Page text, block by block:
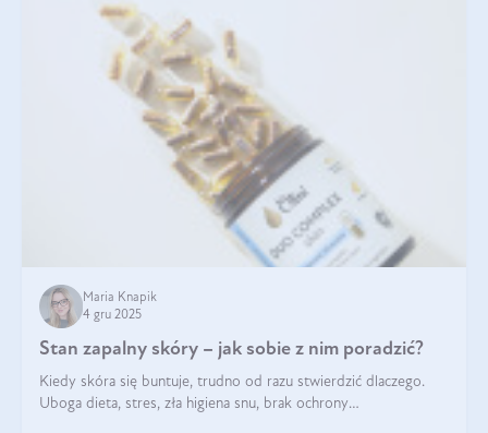
Maria Knapik
4 gru 2025
Stan zapalny skóry – jak sobie z nim poradzić?
Kiedy skóra się buntuje, trudno od razu stwierdzić dlaczego.
Uboga dieta, stres, zła higiena snu, brak ochrony